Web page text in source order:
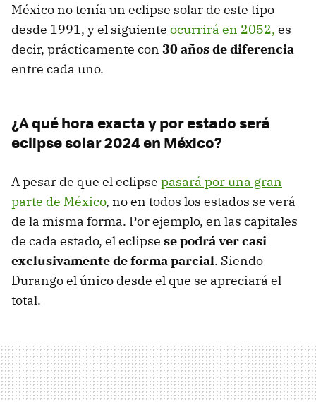
México no tenía un eclipse solar de este tipo
desde 1991, y el siguiente ocurrirá en 2052, es
decir, prácticamente con 30 años de diferencia
entre cada uno.
¿A qué hora exacta y por estado será
eclipse solar 2024 en México?
A pesar de que el eclipse pasará por una gran
parte de México, no en todos los estados se verá
de la misma forma. Por ejemplo, en las capitales
de cada estado, el eclipse se podrá ver casi
exclusivamente de forma parcial. Siendo
Durango el único desde el que se apreciará el
total.